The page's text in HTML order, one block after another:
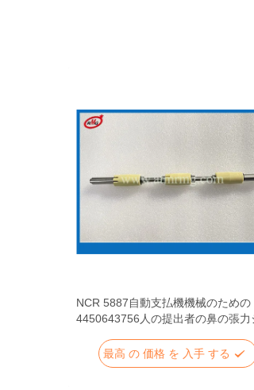
NCR 5887自動支払機機械のための
4450643756人の提出者の鼻の張力
最高 の 価格 を 入手 する